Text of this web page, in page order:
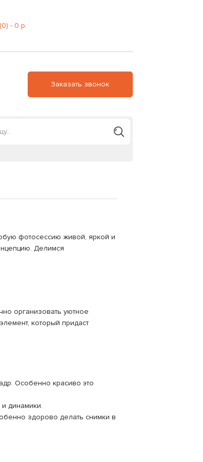
(0) - 0 р.
Заказать звонок
фотосессию живой, яркой и
Делимся
организовать уютное
который придаст
Особенно красиво это
динамики.
здорово делать снимки в